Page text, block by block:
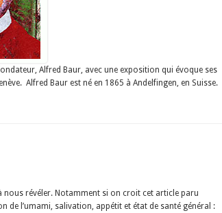
Alfred Baur, avec une exposition qui évoque ses
Alfred Baur est né en 1865 à Andelfingen, en Suisse.
nous révéler. Notamment si on croit cet article paru
de l’umami, salivation, appétit et état de santé général :